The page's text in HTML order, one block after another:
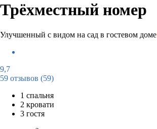
Трёхместный номер
Улучшенный с видом на сад в гостевом доме
9,7
59 отзывов (59)
1 спальня
2 кровати
3 гостя